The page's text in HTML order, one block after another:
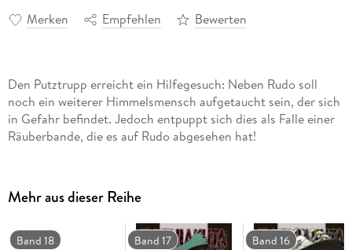
Merken Empfehlen Bewerten
Den Putztrupp erreicht ein Hilfegesuch: Neben Rudo soll
noch ein weiterer Himmelsmensch aufgetaucht sein, der sich
in Gefahr befindet. Jedoch entpuppt sich dies als Falle einer
Räuberbande, die es auf Rudo abgesehen hat!
Mehr aus dieser Reihe
Band 18 Band 17 Band 16